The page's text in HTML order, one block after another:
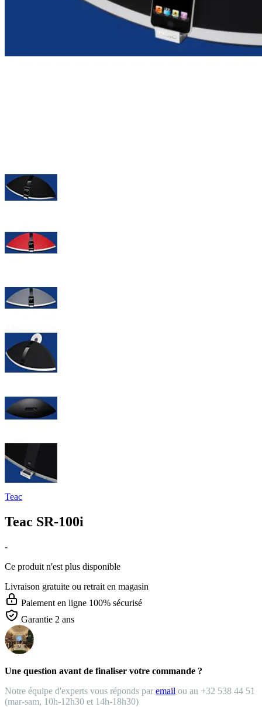
Teac
Teac SR-100i
-
Ce produit n'est plus disponible
Livraison gratuite ou retrait en magasin
Paiement en ligne 100% sécurisé
Garantie 2 ans
Une question avant de finaliser votre commande ?
Notre équipe d'experts vous réponds par email ou au +32 538 44 51
(mar-sam, 10h-12h30 et 14h-18h30)